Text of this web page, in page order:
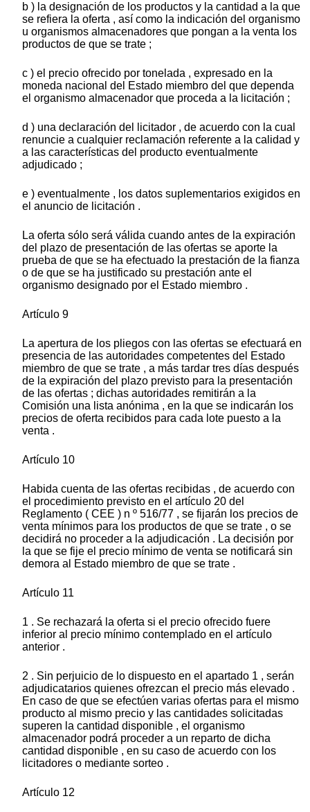
b ) la designación de los productos y la cantidad a la que
se refiera la oferta , así como la indicación del organismo
u organismos almacenadores que pongan a la venta los
productos de que se trate ;
c ) el precio ofrecido por tonelada , expresado en la
moneda nacional del Estado miembro del que dependa
el organismo almacenador que proceda a la licitación ;
d ) una declaración del licitador , de acuerdo con la cual
renuncie a cualquier reclamación referente a la calidad y
a las características del producto eventualmente
adjudicado ;
e ) eventualmente , los datos suplementarios exigidos en
el anuncio de licitación .
La oferta sólo será válida cuando antes de la expiración
del plazo de presentación de las ofertas se aporte la
prueba de que se ha efectuado la prestación de la fianza
o de que se ha justificado su prestación ante el
organismo designado por el Estado miembro .
Artículo 9
La apertura de los pliegos con las ofertas se efectuará en
presencia de las autoridades competentes del Estado
miembro de que se trate , a más tardar tres días después
de la expiración del plazo previsto para la presentación
de las ofertas ; dichas autoridades remitirán a la
Comisión una lista anónima , en la que se indicarán los
precios de oferta recibidos para cada lote puesto a la
venta .
Artículo 10
Habida cuenta de las ofertas recibidas , de acuerdo con
el procedimiento previsto en el artículo 20 del
Reglamento ( CEE ) n º 516/77 , se fijarán los precios de
venta mínimos para los productos de que se trate , o se
decidirá no proceder a la adjudicación . La decisión por
la que se fije el precio mínimo de venta se notificará sin
demora al Estado miembro de que se trate .
Artículo 11
1 . Se rechazará la oferta si el precio ofrecido fuere
inferior al precio mínimo contemplado en el artículo
anterior .
2 . Sin perjuicio de lo dispuesto en el apartado 1 , serán
adjudicatarios quienes ofrezcan el precio más elevado .
En caso de que se efectúen varias ofertas para el mismo
producto al mismo precio y las cantidades solicitadas
superen la cantidad disponible , el organismo
almacenador podrá proceder a un reparto de dicha
cantidad disponible , en su caso de acuerdo con los
licitadores o mediante sorteo .
Artículo 12